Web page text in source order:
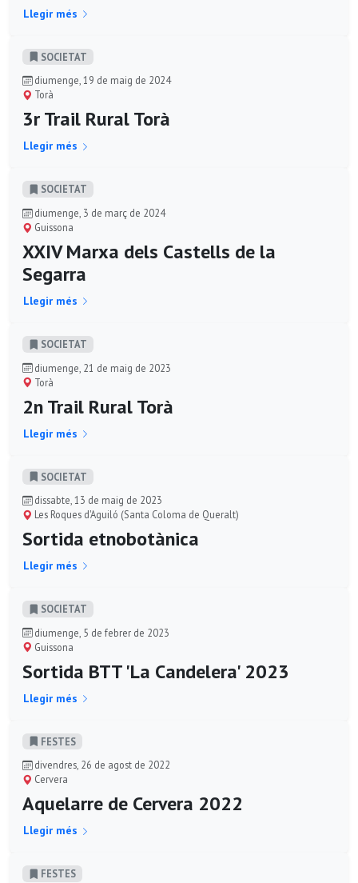
Llegir més
SOCIETAT
diumenge, 19 de maig de 2024
Torà
3r Trail Rural Torà
Llegir més
SOCIETAT
diumenge, 3 de març de 2024
Guissona
XXIV Marxa dels Castells de la
Segarra
Llegir més
SOCIETAT
diumenge, 21 de maig de 2023
Torà
2n Trail Rural Torà
Llegir més
SOCIETAT
dissabte, 13 de maig de 2023
Les Roques d'Aguiló (Santa Coloma de Queralt)
Sortida etnobotànica
Llegir més
SOCIETAT
diumenge, 5 de febrer de 2023
Guissona
Sortida BTT 'La Candelera' 2023
Llegir més
FESTES
divendres, 26 de agost de 2022
Cervera
Aquelarre de Cervera 2022
Llegir més
FESTES